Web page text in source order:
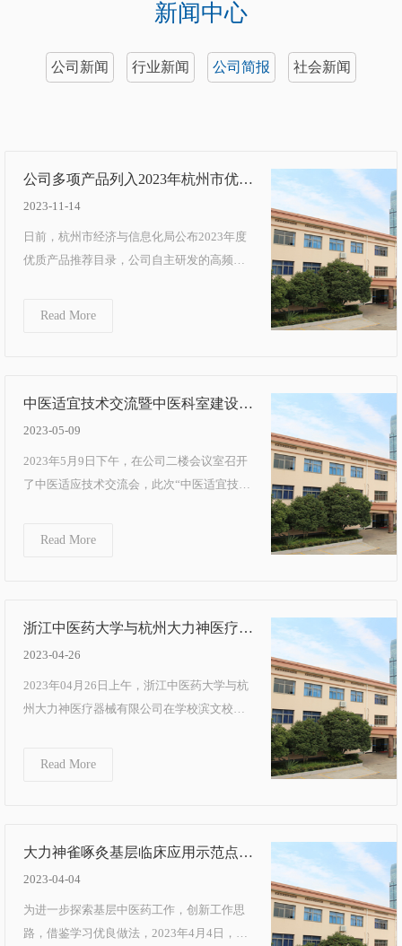
新闻中心
公司新闻 行业新闻 公司简报 社会新闻
公司多项产品列入2023年杭州市优质
产品推荐目录
2023-11-14
日前，杭州市经济与信息化局公布2023年度
优质产品推荐目录，公司自主研发的高频肛
Read More
中医适宜技术交流暨中医科室建设与
发展研讨会召开
2023-05-09
2023年5月9日下午，在公司二楼会议室召开
了中医适应技术交流会，此次“中医适宜技术
Read More
浙江中医药大学与杭州大力神医疗科
技成果转化实施许可签约仪式隆重举
2023-04-26
2023年04月26日上午，浙江中医药大学与杭
州大力神医疗器械有限公司在学校滨文校区
Read More
大力神雀啄灸基层临床应用示范点
——瓜沥社区卫生服务中心举行中医
2023-04-04
为进一步探索基层中医药工作，创新工作思
路，借鉴学习优良做法，2023年4月4日，诸